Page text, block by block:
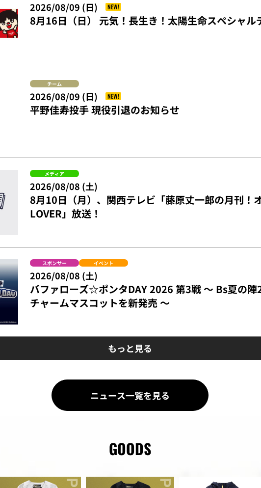
2026/08/09 (日) NEW!
8月16日（日） 元気！長生き！太陽生命スペシャル
チーム
2026/08/09 (日) NEW!
平野佳寿投手 現役引退のお知らせ
メディア
2026/08/08 (土)
8月10日（月）、関西テレビ「藤原丈一郎の月刊！
LOVER」放送！
スポンサー イベント
2026/08/08 (土)
バファローズ☆ポンタDAY 2026 第3戦 ～ Bs夏の
チャームマスコットを新発売 ～
もっと見る
ニュース一覧を見る
GOODS